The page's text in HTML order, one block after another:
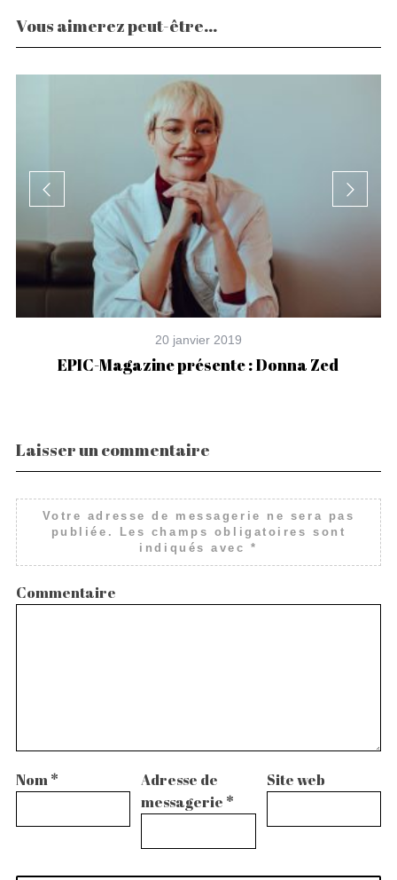
Vous aimerez peut-être...
20 janvier 2019
EPIC-Magazine présente : Donna Zed
Laisser un commentaire
Votre adresse de messagerie ne sera pas
publiée.
Les champs obligatoires sont
indiqués avec*
Commentaire
Nom*
Adresse de
messagerie *
Site web